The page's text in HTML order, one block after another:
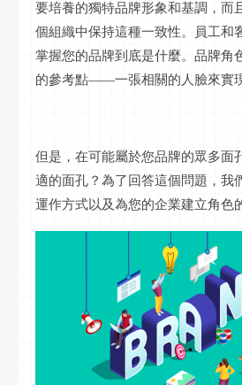
要培養的獨特品牌形象和基調，而
個組織中保持這種一致性。員工和
掌握您的品牌到底是什麼。品牌角
的參考點——一張相關的人臉來實
但是，在可能屬於您品牌的眾多面
適的面孔？為了回答這個問題，我
運作方式以及為您的企業建立角色